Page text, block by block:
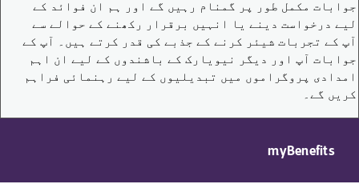
جوابات مکمل طور پر گمنام رہیں گے اور ہم ان فوائد کے
لیے درخواست دینے یا انہیں برقرار رکھنے کے حوالے سے
آپ کے تجربات شیئر کرنے کے جذبے کی قدر کرتے ہیں۔ آپ کے
جوابات آپ اور دیگر نیویارک کے باشندوں کے لیے ان اہم
امدادی پروگراموں میں تبدیلیوں کے لیے رہنمائی فراہم
کریں گے۔
myBenefits